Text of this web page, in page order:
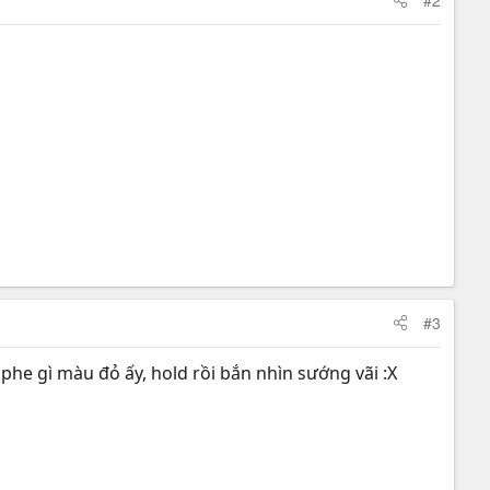
#3
gì màu đỏ ấy, hold rồi bắn nhìn sướng vãi :X